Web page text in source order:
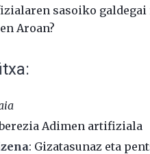
sasoiko
Aroan?
Adimen artifiziala
: Gizatasunaz eta